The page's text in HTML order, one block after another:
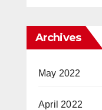
Archives
May 2022
April 2022